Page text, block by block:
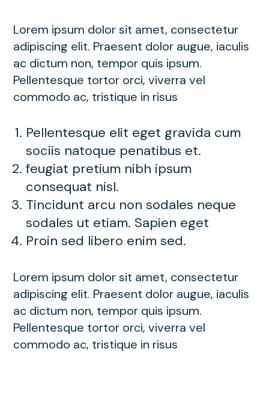
Lorem ipsum dolor sit amet, consectetur
adipiscing elit. Praesent dolor augue, iaculis
ac dictum non, tempor quis ipsum.
Pellentesque tortor orci, viverra vel
commodo ac, tristique in risus
Pellentesque elit eget gravida cum
sociis natoque penatibus et.
feugiat pretium nibh ipsum
consequat nisl.
Tincidunt arcu non sodales neque
sodales ut etiam. Sapien eget
Proin sed libero enim sed.
Lorem ipsum dolor sit amet, consectetur
adipiscing elit. Praesent dolor augue, iaculis
ac dictum non, tempor quis ipsum.
Pellentesque tortor orci, viverra vel
commodo ac, tristique in risus